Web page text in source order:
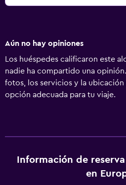
Aún no hay opiniones
Los huéspedes calificaron este
nadie ha compartido una
fotos, los servicios y la ubicación
opción adecuada para tu viaje.
Información de
en